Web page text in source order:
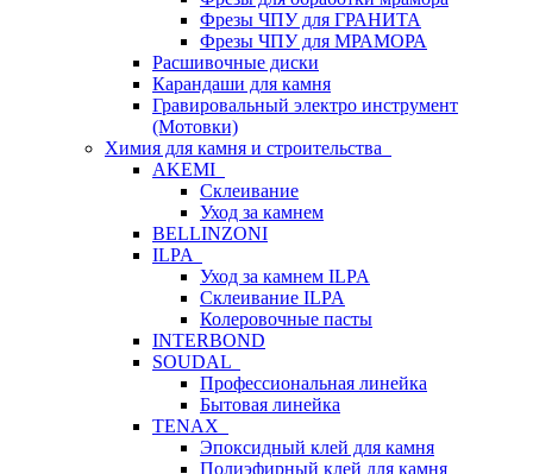
Фрезы ЧПУ для ГРАНИТА
Фрезы ЧПУ для МРАМОРА
Расшивочные диски
Карандаши для камня
Гравировальный электро инструмент
(Мотовки)
Химия для камня и строительства
AKEMI
Склеивание
Уход за камнем
BELLINZONI
ILPA
Уход за камнем ILPA
Склеивание ILPA
Колеровочные пасты
INTERBOND
SOUDAL
Профессиональная линейка
Бытовая линейка
TENAX
Эпоксидный клей для камня
Полиэфирный клей для камня